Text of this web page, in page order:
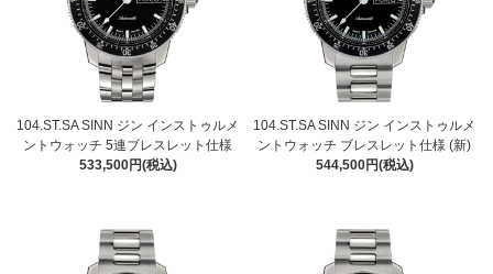
104.ST.SA SINN ジン インストゥルメ
ントウォッチ 5連ブレスレット仕様
533,500円(税込)
104.ST.SA SINN ジン インストゥルメ
ントウォッチ ブレスレット仕様 (新)
544,500円(税込)